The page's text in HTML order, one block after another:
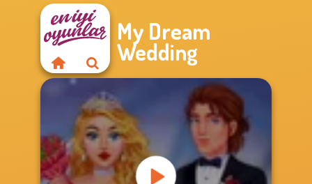
My Dream
Wedding